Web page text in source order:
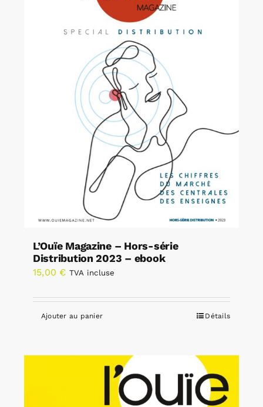
L’Ouïe Magazine – Hors-série
Distribution 2023 – ebook
15,00 € TVA incluse
Ajouter au panier Détails